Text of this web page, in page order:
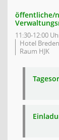
öffentliche/
11:30-12:00
Hotel
Raum HJK